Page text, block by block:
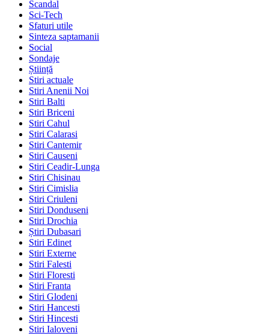
Scandal
Sci-Tech
Sfaturi utile
Sinteza saptamanii
Social
Sondaje
Știință
Stiri actuale
Stiri Anenii Noi
Stiri Balti
Stiri Briceni
Stiri Cahul
Stiri Calarasi
Stiri Cantemir
Stiri Causeni
Stiri Ceadir-Lunga
Stiri Chisinau
Stiri Cimislia
Stiri Criuleni
Stiri Donduseni
Stiri Drochia
Știri Dubasari
Stiri Edinet
Stiri Externe
Stiri Falesti
Stiri Floresti
Stiri Franta
Stiri Glodeni
Stiri Hancesti
Stiri Hincesti
Stiri Ialoveni